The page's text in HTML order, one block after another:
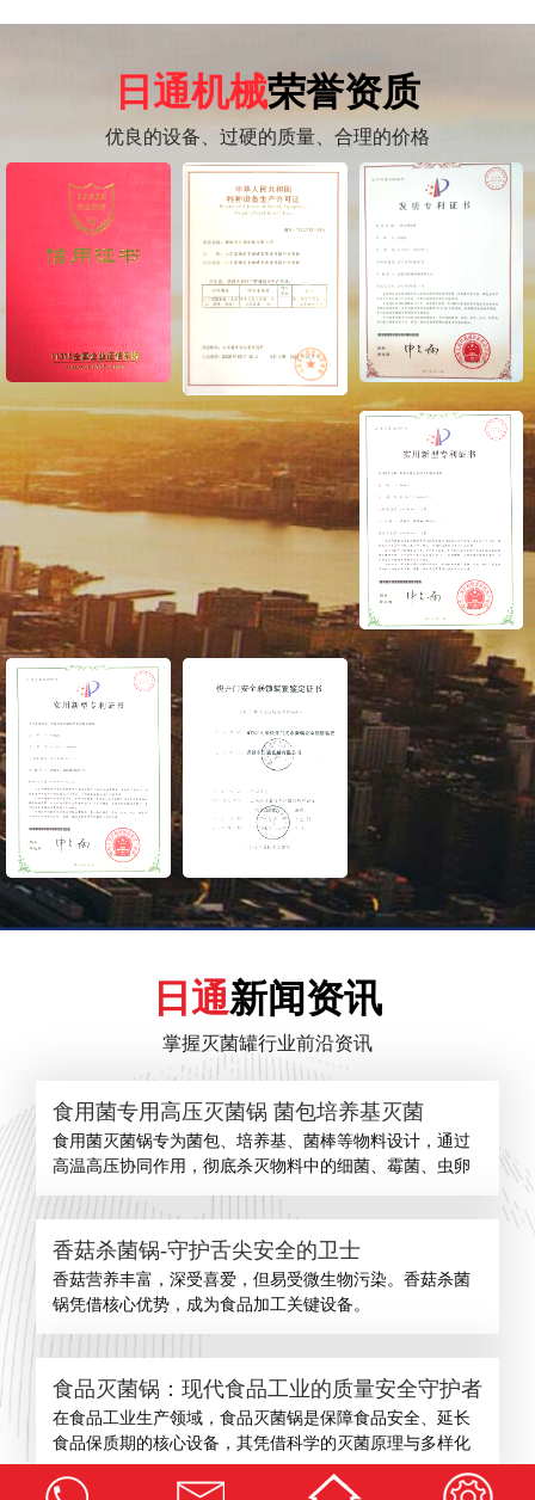
日通机械荣誉资质
优良的设备、过硬的质量、合理的价格
日通新闻资讯
掌握灭菌罐行业前沿资讯
食用菌专用高压灭菌锅 菌包培养基灭菌
食用菌灭菌锅专为菌包、培养基、菌棒等物料设计，通过
高温高压协同作用，彻底杀灭物料中的细菌、霉菌、虫卵
香菇杀菌锅-守护舌尖安全的卫士
​香菇营养丰富，深受喜爱，但易受微生物污染。香菇杀菌
锅凭借核心优势，成为食品加工关键设备。
食品灭菌锅：现代食品工业的质量安全守护者
在食品工业生产领域，食品灭菌锅是保障食品安全、延长
食品保质期的核心设备，其凭借科学的灭菌原理与多样化